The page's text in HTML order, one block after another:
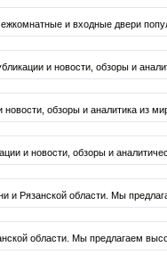
и входные двери
и новости, обзоры и
обзоры и аналитика из
и новости, обзоры и
Рязанской области. Мы
области. Мы предлагаем